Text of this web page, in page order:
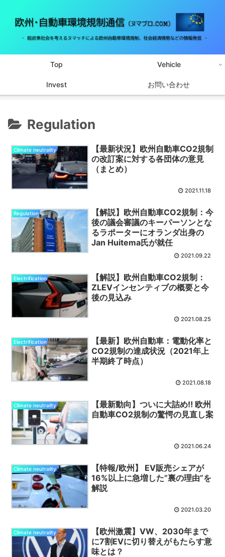
Top Vehicle
Invest お問い合わせ
Regulation
Climate neutrality
【最新状況】欧州自動車CO2規制
の改訂案に対する各団体の意見
（まとめ）
2021.11.18
Regulation
【解説】欧州自動車CO2規制：今
後の議会審議のキーパーソンとな
るラポーターにオランダ出身の
Jan Huitema氏が就任
2021.09.22
Electrification
【解説】欧州自動車CO2規制：
ZLEVインセンティブの概要と今
後の見込み
2021.08.25
Electrification
【最新】欧州自動車：電動化率と
CO2規制の達成状況（2021年上
半期終了時点）
2021.08.18
Climate neutrality
【最新動向】ついに大詰め‼ 欧州
自動車CO2規制の驚愕の見直し案
2021.06.24
Climate neutrality
【特報/欧州】 EV販売シェアが
16%以上に急増した”裏の理由”を
解説
2021.03.20
Climate neutrality
【欧州激震】VW、2030年まで
に7割EVに切り替えがもたらす意
味とは？